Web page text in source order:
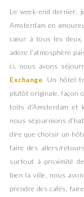
Le week-end dernier,
Amsterdam en
cœur à tous les
adore l’atmosphère
ci, nous avons
Exchange. Un hôtel
plutôt originale, façon
toits d’Amsterdam et
nous séjournions
dire que choisir un
faire des allers/
surtout à proximité
bien la ville, nous
prendre des cafés,